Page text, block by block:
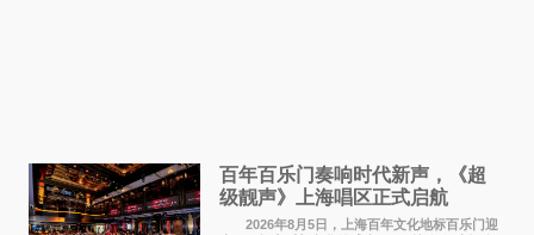
百年百乐门奏响时代新声，《超
级靓声》上海唱区正式启航
2026年8月5日，上海百年文化地标百乐门迎